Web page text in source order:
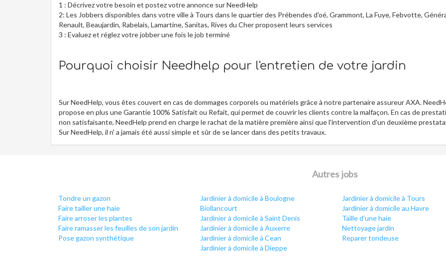
1 : Décrivez votre besoin et postez votre annonce sur NeedHelp
2: Les Jobbers disponibles dans votre ville à Tours dans le quartier des Prébendes d'oé, Grammont, La Fuye, Febvotte,
Renault, Beaujardin, Rabelais, Lamartine, Sanitas, Rives du Cher proposent leurs services
3 : Evaluez et réglez votre jobber une fois le job terminé
Pourquoi choisir Needhelp pour l'entretien de votre jardin
Sur NeedHelp, vous êtes couvert en cas de dommages corporels ou matériels grâce à notre partenaire assureur AXA.
propose en plus une Garantie 100% Satisfait ou Refait, qui permet de couvrir les clients contre la malfaçon. En cas de
non satisfaisante, NeedHelp prend en charge le rachat de la matière première ainsi que l'intervention d'un deuxième
Sur NeedHelp, il n' a jamais été aussi simple et sûr de se lancer dans des petits travaux.
Autres jobs
Tondre un gazon
Faire tailler une haie
Faire arroser les plantes
Faire ramasser les feuilles de son jardin
Pose gazon synthétique
Jardinier à domicile à Boulogne
Biollancourt
Jardinier à domicile à Saint Denis
Jardinier à domicile à Auxerre
Jardinier à domicile à Cean
Jardinier à domicile à Dieppe
Jardinier à domicile à Tours
Jardinier à domicile au Havre
Taille d'une haie
Nettoyage jardin
Reparer tondeuse